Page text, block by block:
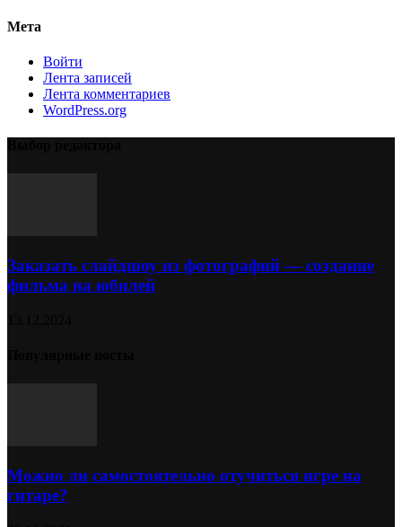
Мета
Войти
Лента записей
Лента комментариев
WordPress.org
Заказать слайдшоу из фотографий — создание
фильма на юбилей
Можно ли самостоятельно отучиться игре на
гитаре?